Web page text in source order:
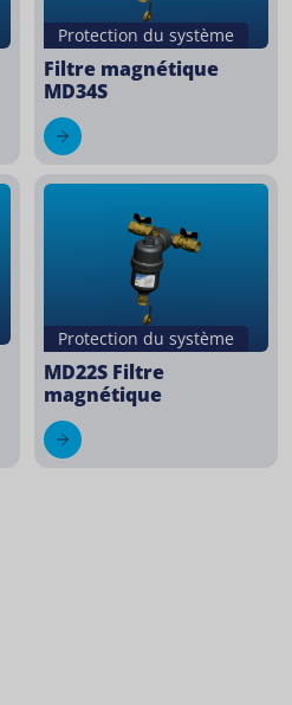
Protection du système
Filtre magnétique
MD34S
Protection du système
MD22S Filtre
magnétique